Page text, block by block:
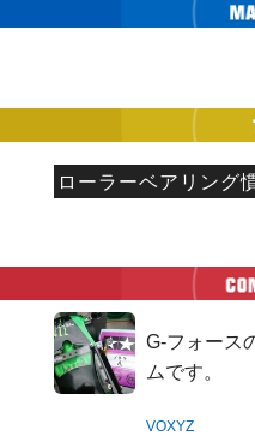
ローラーベアリング
G-フォース
ムです。
VOXYZ